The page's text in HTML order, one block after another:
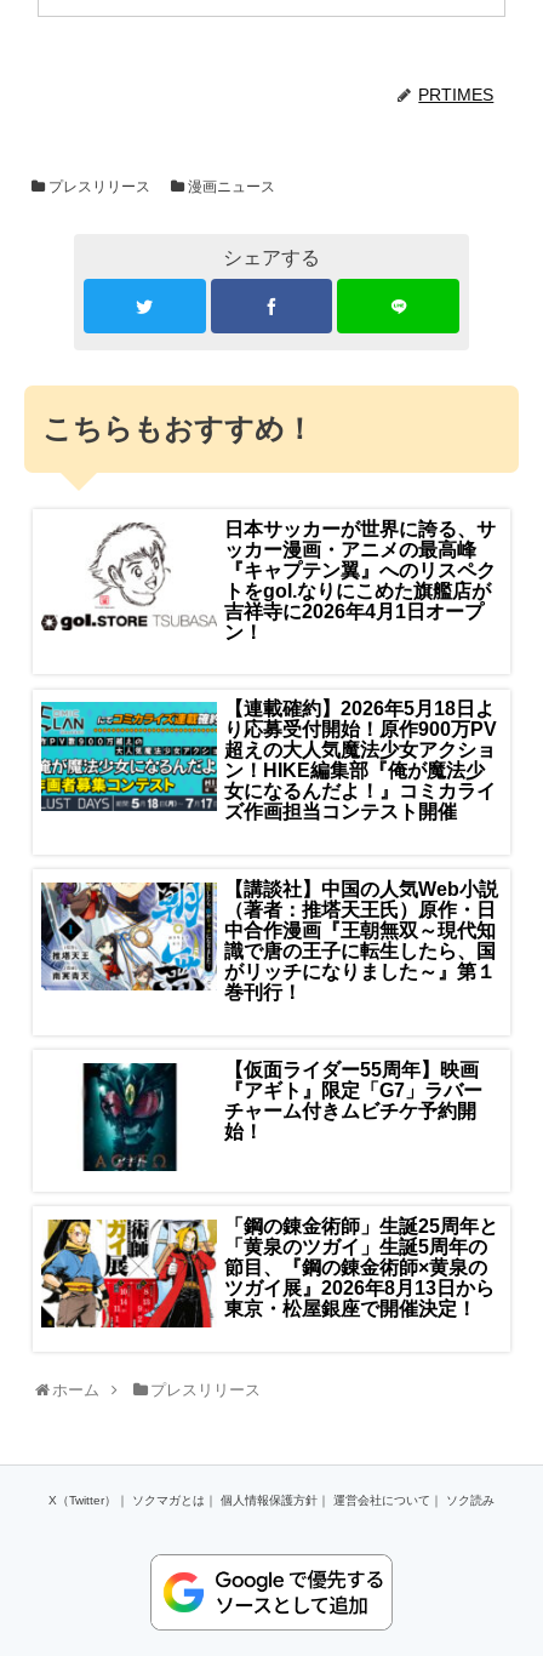
PRTIMES
プレスリリース 漫画ニュース
シェアする
こちらもおすすめ！
日本サッカーが世界に誇る、サ
ッカー漫画・アニメの最高峰
『キャプテン翼』へのリスペク
トをgol.なりにこめた旗艦店が
吉祥寺に2026年4月1日オープ
ン！
【連載確約】2026年5月18日よ
り応募受付開始！原作900万PV
超えの大人気魔法少女アクショ
ン！HIKE編集部『俺が魔法少
女になるんだよ！』コミカライ
ズ作画担当コンテスト開催
【講談社】中国の人気Web小説
（著者：推塔天王氏）原作・日
中合作漫画『王朝無双～現代知
識で唐の王子に転生したら、国
がリッチになりました～』第１
巻刊行！
【仮面ライダー55周年】映画
『アギト』限定「G7」ラバー
チャーム付きムビチケ予約開
始！
「鋼の錬金術師」生誕25周年と
「黄泉のツガイ」生誕5周年の
節目、『鋼の錬金術師×黄泉の
ツガイ展』2026年8月13日から
東京・松屋銀座で開催決定！
ホーム プレスリリース
X（Twitter） ｜ ソクマガとは ｜ 個人情報保護方針 ｜ 運営会社について ｜ ソク読み